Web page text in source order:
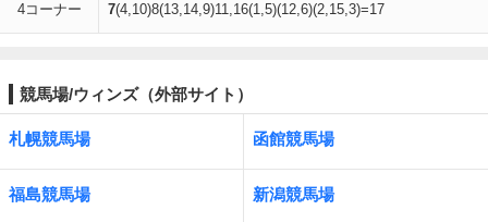
4コーナー 7(4,10)8(13,14,9)11,16(1,5)(12,6)(2,15,3)=17
競馬場/ウィンズ（外部サイト）
札幌競馬場 函館競馬場
福島競馬場 新潟競馬場